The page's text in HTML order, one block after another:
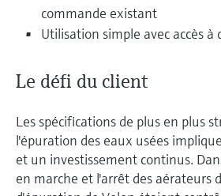
commande existant
Utilisation simple avec accès à
Le défi du client
Les spécifications de plus en plus
l'épuration des eaux usées
et un investissement continus.
en marche et l'arrêt des aérateurs